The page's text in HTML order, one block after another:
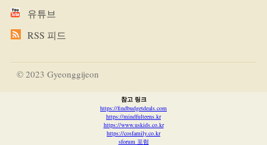
유튜브
RSS 피드
© 2023 Gyeonggijeon
참고 링크
https://findbudgetdeals.com
https://mindfulteens.kr
https://www.uskids.co.kr
https://cosfamily.co.kr
sforum 포럼